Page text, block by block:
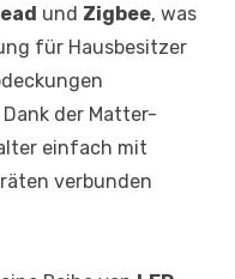
und Zigbee, was
für Hausbesitzer
der Matter-
einfach mit
verbunden